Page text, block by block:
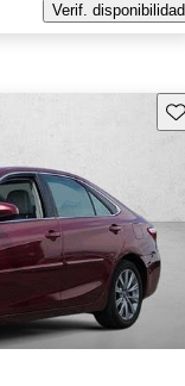
Verif. disponibilidad